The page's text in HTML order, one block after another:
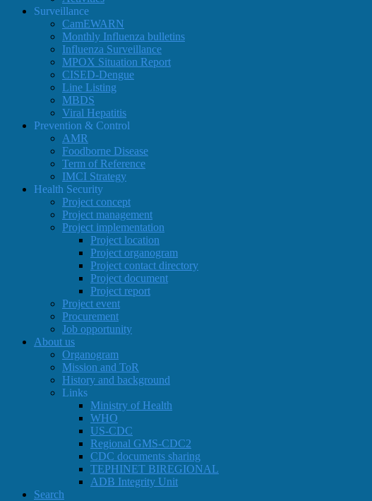
Surveillance
CamEWARN
Monthly Influenza bulletins
Influenza Surveillance
MPOX Situation Report
CISED-Dengue
Line Listing
MBDS
Viral Hepatitis
Prevention & Control
AMR
Foodborne Disease
Term of Reference
IMCI Strategy
Health Security
Project concept
Project management
Project implementation
Project location
Project organogram
Project contact directory
Project document
Project report
Project event
Procurement
Job opportunity
About us
Organogram
Mission and ToR
History and background
Links
Ministry of Health
WHO
US-CDC
Regional GMS-CDC2
CDC documents sharing
TEPHINET BIREGIONAL
ADB Integrity Unit
Search